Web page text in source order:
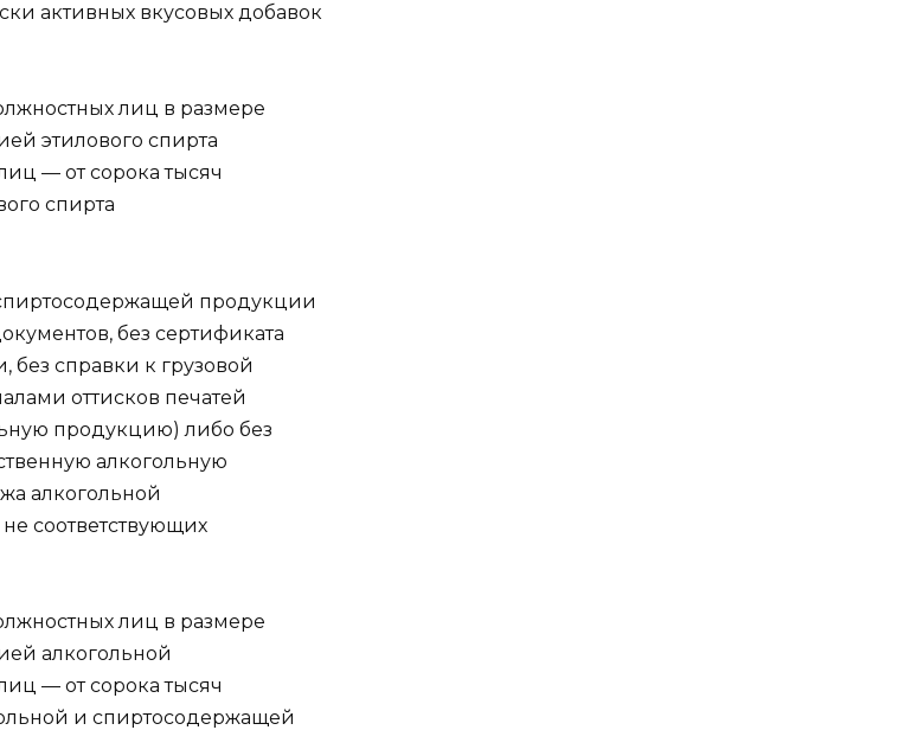
активных вкусовых добавок
лиц в размере
этилового спирта
— от сорока тысяч
спирта
продукции
без сертификата
справки к грузовой
оттисков печатей
продукцию) либо без
алкогольную
алкогольной
соответствующих
лиц в размере
алкогольной
— от сорока тысяч
и спиртосодержащей